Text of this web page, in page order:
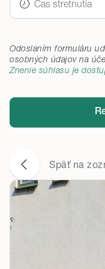
Odoslaním formuláru
osobných údajov na
Znenie súhlasu je
Späť na